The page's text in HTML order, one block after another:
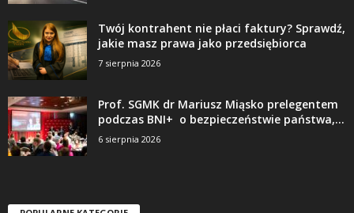
Twój kontrahent nie płaci faktury? Sprawdź,
jakie masz prawa jako przedsiębiorca
7 sierpnia 2026
Prof. SGMK dr Mariusz Miąsko prelegentem
podczas BNI+ o bezpieczeństwie państwa,...
6 sierpnia 2026